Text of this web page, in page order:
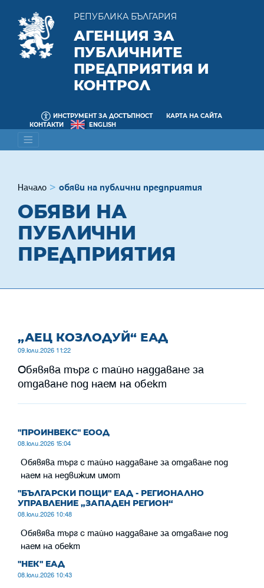
РЕПУБЛИКА БЪЛГАРИЯ
АГЕНЦИЯ ЗА
ПУБЛИЧНИТЕ
ПРЕДПРИЯТИЯ И
КОНТРОЛ
ИНСТРУМЕНТ ЗА ДОСТЪПНОСТ
КАРТА НА САЙТА
КОНТАКТИ
ENGLISH
Начало обяви на публични предприятия
ОБЯВИ НА
ПУБЛИЧНИ
ПРЕДПРИЯТИЯ
„АЕЦ КОЗЛОДУЙ“ ЕАД
09.юли.2026 11:22
Обявява търг с тайно наддаване за
отдаване под наем на обект
"ПРОИНВЕКС" ЕООД
08.юли.2026 15:04
Обявява търг с тайно наддаване за отдаване под
наем на недвижим имот
"БЪЛГАРСКИ ПОЩИ" ЕАД - РЕГИОНАЛНО
УПРАВЛЕНИЕ „ЗАПАДЕН РЕГИОН“
08.юли.2026 10:48
Обявява търг с тайно наддаване за отдаване под
наем на обект
"НЕК" ЕАД
08.юли.2026 10:43